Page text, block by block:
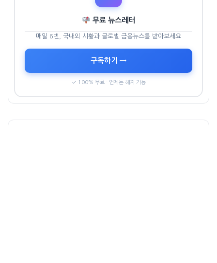
무료 뉴스레터
매일 6번, 국내외 시황과 글로벌 금융뉴스를 받아보세요
구독하기 →
✓ 100% 무료 · 언제든 해지 가능